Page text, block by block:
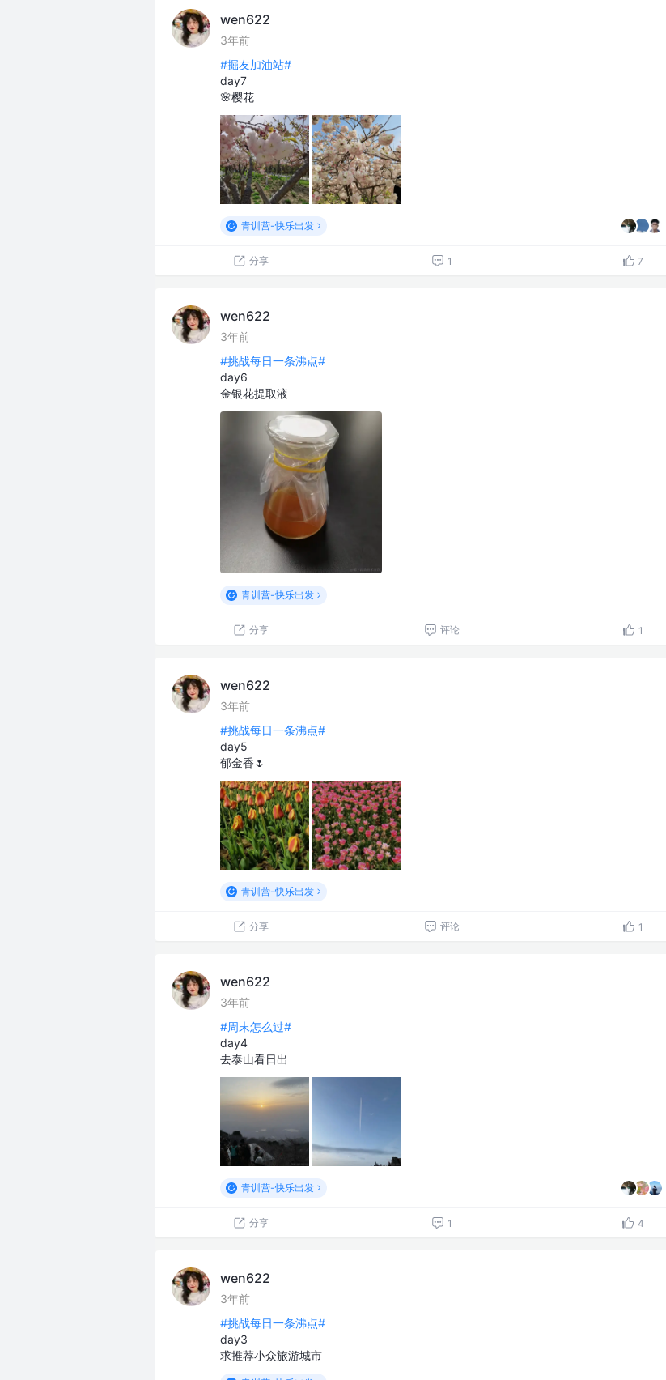
wen622
3年前
#掘友加油站#
day7
🌸樱花
青训营-快乐出发
分享 1 7
wen622
3年前
#挑战每日一条沸点#
day6
金银花提取液
青训营-快乐出发
分享 评论 1
wen622
3年前
#挑战每日一条沸点#
day5
郁金香🌷
青训营-快乐出发
分享 评论 1
wen622
3年前
#周末怎么过#
day4
去泰山看日出
青训营-快乐出发
分享 1 4
wen622
3年前
#挑战每日一条沸点#
day3
求推荐小众旅游城市